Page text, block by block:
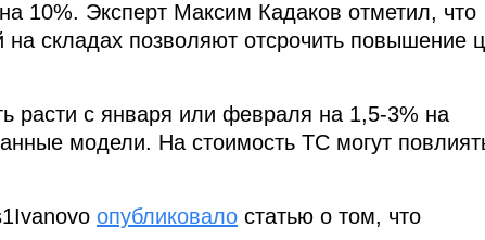
10%. Эксперт Максим Кадаков отметил, что
на складах позволяют отсрочить повышение
расти с января или февраля на 1,5-3% на
модели. На стоимость ТС могут
опубликовало статью о том, что